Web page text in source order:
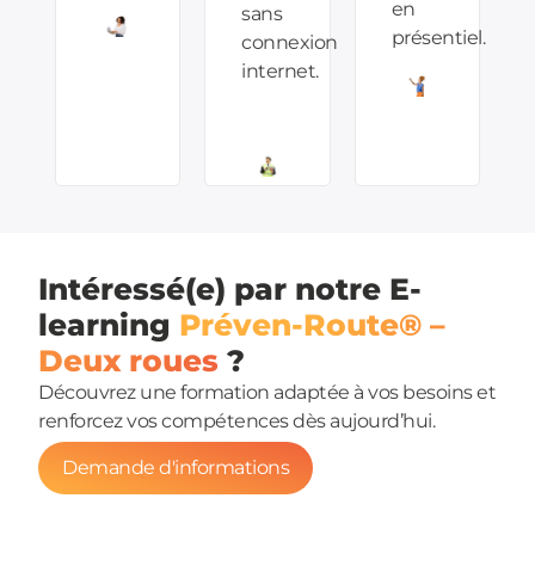
sans
connexion
internet.
en
présentiel.
Intéressé(e) par notre E-
learning Préven-Route® –
Deux roues ?
Découvrez une formation adaptée à vos besoins et
renforcez vos compétences dès aujourd’hui.
Demande d'informations